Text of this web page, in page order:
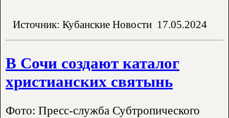
Источник: Кубанские Новости 17.05.2024
В Сочи создают каталог
христианских святынь
Фото: Пресс-служба Субтропического